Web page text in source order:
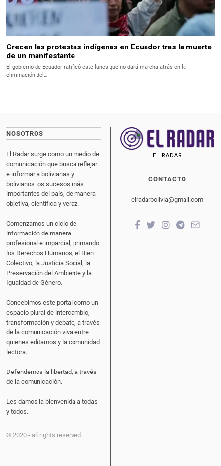
Crecen las protestas indígenas en Ecuador tras la muerte
de un manifestante
El gobierno de Ecuador ratificó este lunes que no dará marcha atrás en la
eliminación del…
NOSOTROS
El Radar surge como un medio de
comunicación que busca reflejar
e informar a bolivianas y
bolivianos los sucesos más
importantes del país, de manera
objetiva, científica y veraz.
Comenzamos un ciclo de
información de manera
profesional e imparcial, primando
los Derechos Humanos, el Bien
Colectivo, la Justicia Social, la
Preservación del Ambiente y la
Igualdad de Género.
Concebimos este portal como un
espacio plural de intercambio,
transformación y debate, a través
de la comunicación viva entre
quienes editamos y la comunidad
lectora.
Defendemos la libertad, a través
de la comunicación.
Les damos la bienvenida a todas
y todos.
© 2020 - all rights reserved.
EL RADAR
CONTACTO
elradarbolivia@gmail.com